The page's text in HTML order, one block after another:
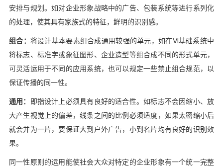
安排与规划。如对企业形象战略中的广告、包装系统等进行系列化
的处理，使其具有家族式的特征，鲜明的识别感。
组合： 将设计基本要素组合成通用较强的单元，如在VI基础系统中
将标志、标准字或象征图形、企业造型等组合成不同的形式单元，
可灵活运用于不同的应用系统，也可以规定一些禁止组合规范，以
保证传播的同一性。
通用： 即指设计上必须具有良好的适合性。如标志不会因缩小、放
大产生视觉上的偏差，线条之间的比例必须适度，如果太密缩小后
就会并为一片，要保证大到户外广告，小到名片均有良好的识别效
果。
同一性原则的运用能使社会大众对特定的企业形象有一个统一完整